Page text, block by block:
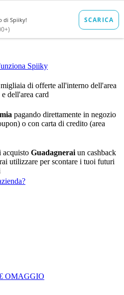
Spiiky
migliaia di offerte all'interno dell'area
dell'area card
pagando direttamente in negozio
o con carta di credito (area
acquisto Guadagnerai un cashback
utilizzare per scontare i tuoi futuri
OMAGGIO